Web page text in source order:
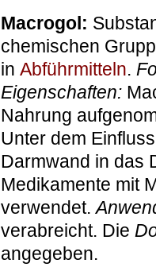
Macrogol:
chemischen
in Abführmitteln.
Eigenschaften:
Nahrung
Unter dem
Darmwand in das
Medi­kamente mit
verwendet.
verabreicht. Die
angegeben.